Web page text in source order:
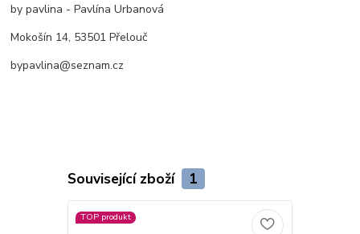
by pavlina - Pavlína Urbanová
Mokošín 14, 53501 Přelouč
bypavlina@seznam.cz
Související zboží 1
TOP produkt